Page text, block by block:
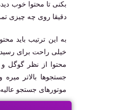
بکنی تا محتوا خوب
دقیقا روی چه چیزی
به این ترتیب باید
خیلی راحت برای
محتوا از نظر گوگل
جستجوها بالاتر
موتورهای جستجو